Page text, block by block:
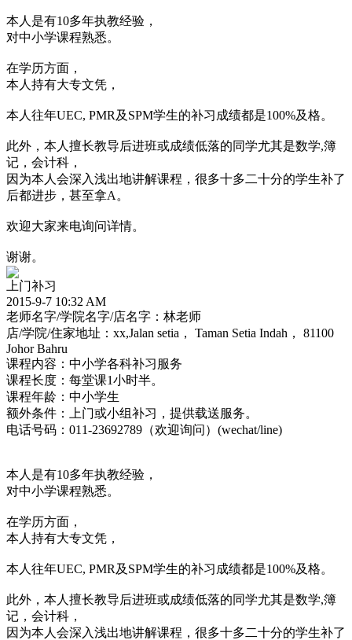
本人是有10多年执教经验，
对中小学课程熟悉。
在学历方面，
本人持有大专文凭，
本人往年UEC, PMR及SPM学生的补习成绩都是100%及格。
此外，本人擅长教导后进班或成绩低落的同学尤其是数学,簿
记，会计科，
因为本人会深入浅出地讲解课程，很多十多二十分的学生补了
后都进步，甚至拿A。
欢迎大家来电询问详情。
谢谢。
上门补习
2015-9-7 10:32 AM
老师名字/学院名字/店名字：林老师
店/学院/住家地址：xx,Jalan setia， Taman Setia Indah， 81100
Johor Bahru
课程内容：中小学各科补习服务
课程长度：每堂课1小时半。
课程年龄：中小学生
额外条件：上门或小组补习，提供载送服务。
电话号码：011-23692789（欢迎询问）(wechat/line)
本人是有10多年执教经验，
对中小学课程熟悉。
在学历方面，
本人持有大专文凭，
本人往年UEC, PMR及SPM学生的补习成绩都是100%及格。
此外，本人擅长教导后进班或成绩低落的同学尤其是数学,簿
记，会计科，
因为本人会深入浅出地讲解课程，很多十多二十分的学生补了